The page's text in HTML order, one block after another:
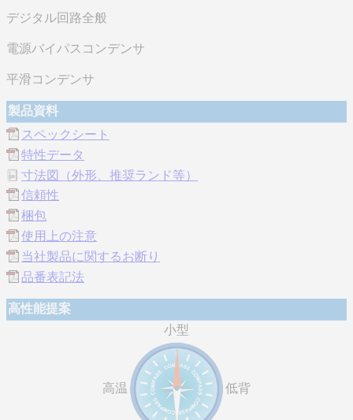
デジタル回路全般
電源バイパスコンデンサ
平滑コンデンサ
製品資料
スペックシート
特性データ
寸法図（外形、推奨ランド等）
信頼性
梱包
使用上の注意
当社製品に関するお断り
品番表記法
高性能提案
小型
高温 低背